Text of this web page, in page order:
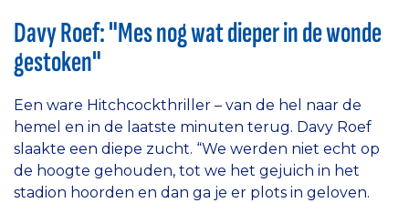
Davy Roef: "Mes nog wat dieper in de wonde
gestoken"
Een ware Hitchcockthriller – van de hel naar de
hemel en in de laatste minuten terug. Davy Roef
slaakte een diepe zucht. “We werden niet echt op
de hoogte gehouden, tot we het gejuich in het
stadion hoorden en dan ga je er plots in geloven.